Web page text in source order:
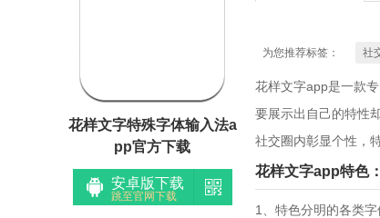
花样文字特殊字体输入法a
pp官方下载
安卓版下载
跳至官网下载
为您推荐标签： 社
花样文字app是一款
要展示出自己的特性
社交圈内彰显个性，
花样文字app特色：
1、特色分明的各类